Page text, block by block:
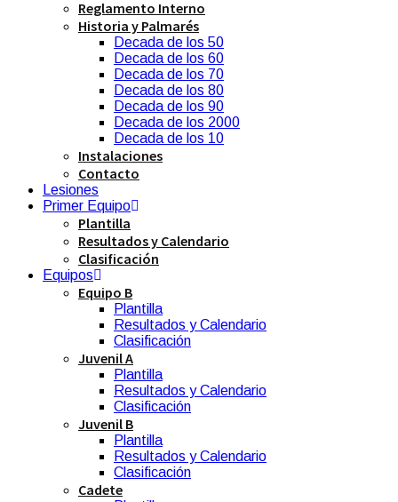
Reglamento Interno
Historia y Palmarés
Decada de los 50
Decada de los 60
Decada de los 70
Decada de los 80
Decada de los 90
Decada de los 2000
Decada de los 10
Instalaciones
Contacto
Lesiones
Primer Equipo
Plantilla
Resultados y Calendario
Clasificación
Equipos
Equipo B
Plantilla
Resultados y Calendario
Clasificación
Juvenil A
Plantilla
Resultados y Calendario
Clasificación
Juvenil B
Plantilla
Resultados y Calendario
Clasificación
Cadete